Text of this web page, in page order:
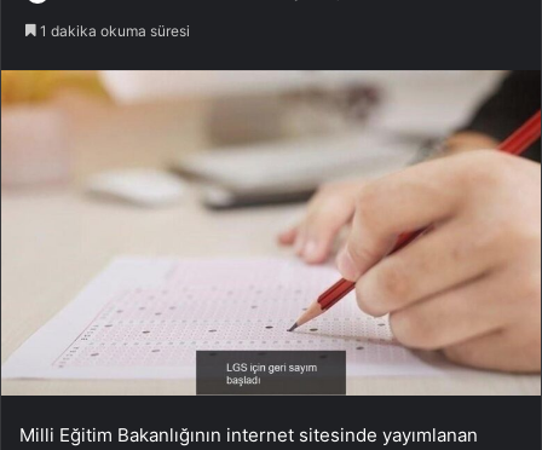
1 dakika okuma süresi
Milli Eğitim Bakanlığının internet sitesinde yayımlanan